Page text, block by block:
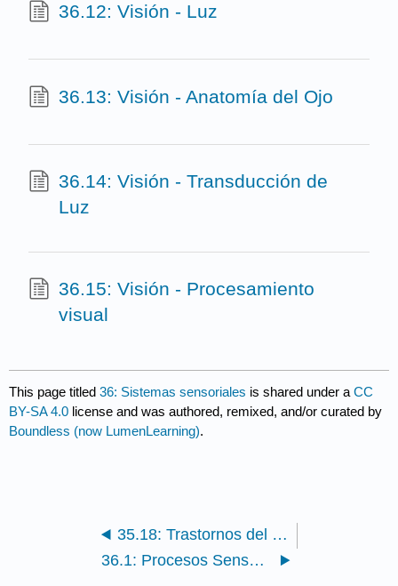
36.12: Visión - Luz
36.13: Visión - Anatomía del Ojo
36.14: Visión - Transducción de
Luz
36.15: Visión - Procesamiento
visual
This page titled36: Sistemas sensoriales is shared under aCC
BY-SA 4.0 license and was authored, remixed, and/or curated by
Boundless (now LumenLearning).
35.18: Trastornos del Sistema Nervioso - Otros Trastornos Neurológicos
36.1: Procesos Sensoriales - Recepción